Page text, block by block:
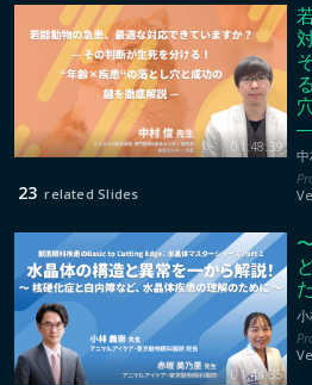
01:48:39
23 related Slides
01:44:35